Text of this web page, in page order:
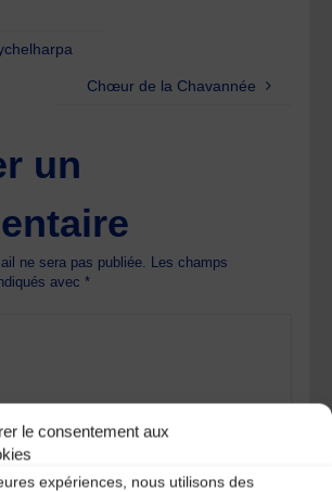
le consentement aux
expériences, nous utilisons des
Chœur de la Chavannée
un
ne sera pas publiée. Les champs
avec*